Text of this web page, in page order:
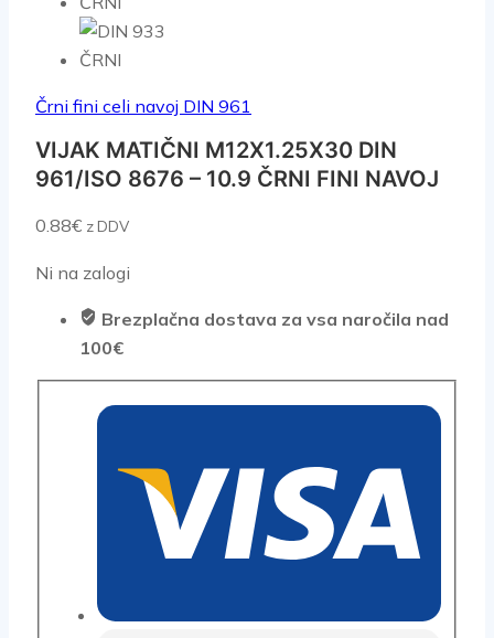
Črni fini celi navoj DIN 961
VIJAK MATIČNI M12X1.25X30 DIN
961/ISO 8676 – 10.9 ČRNI FINI NAVOJ
0.88€ z DDV
Ni na zalogi
Brezplačna dostava za vsa naročila nad
100€